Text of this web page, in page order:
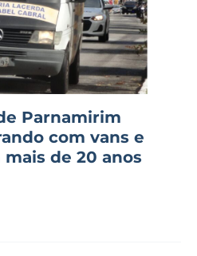
Parnamirim
com vans e
de 20 anos